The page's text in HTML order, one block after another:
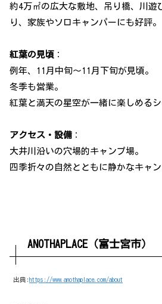
約4万㎡の広大な敷地、吊り橋、川遊
り、家族やソロキャンパーにも好評。
紅葉の見頃 ：
例年、11月中旬～11月下旬が見頃。
冬季も営業。
紅葉と満天の星空が一緒に楽しめるシ
アクセス・設備 ：
大井川沿いの穴場的キャンプ場。
四季折々の自然とともに静かなキャン
ANOTHAPLACE（富士宮市）
出典: https://www.anothaplace.com/about